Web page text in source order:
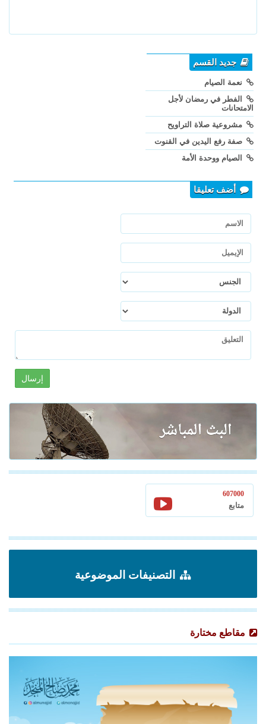
جديد القسم
نعمة الصيام
الفطر في رمضان لأجل
الامتحانات
مشروعية صلاة التراويح
صفة رفع اليدين في القنوت
الصيام ووحدة الأمة
أضف تعليقا
إرسال
607000
متابع
التصنيفات الموضوعية
مقاطع مختارة